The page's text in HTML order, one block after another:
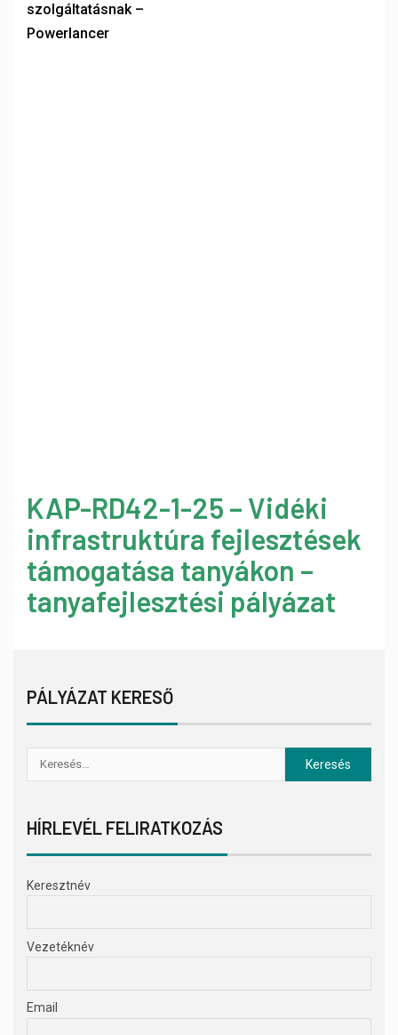
szolgáltatásnak –
Powerlancer
KAP-RD42-1-25 – Vidéki
infrastruktúra fejlesztések
támogatása tanyákon –
tanyafejlesztési pályázat
PÁLYÁZAT KERESŐ
HÍRLEVÉL FELIRATKOZÁS
Keresztnév
Vezetéknév
Email